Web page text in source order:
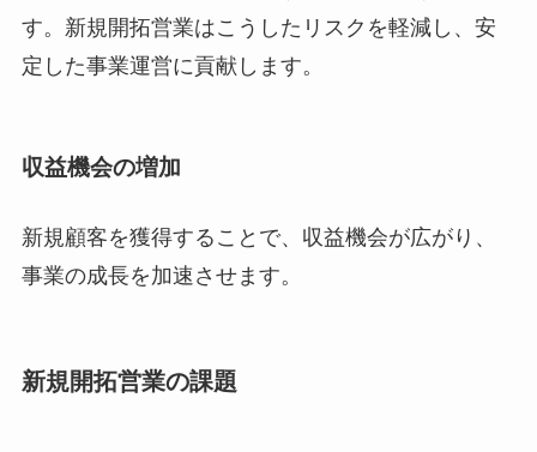
す。新規開拓営業はこうしたリスクを軽減し、安
定した事業運営に貢献します。
収益機会の増加
新規顧客を獲得することで、収益機会が広がり、
事業の成長を加速させます。
新規開拓営業の課題